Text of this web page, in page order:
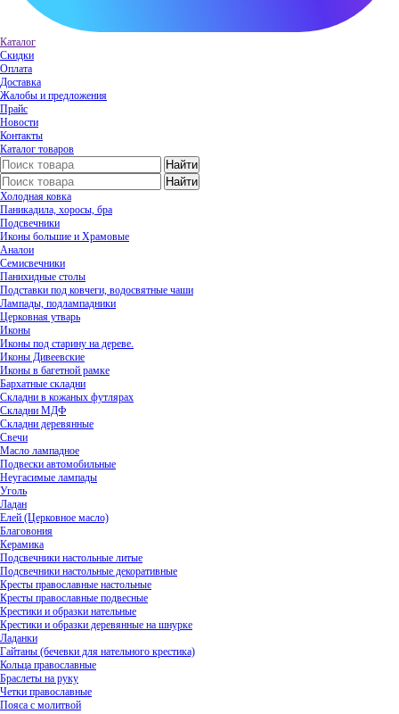
Каталог
Скидки
Оплата
Доставка
Жалобы и предложения
Прайс
Новости
Контакты
Каталог товаров
Холодная ковка
Паникадила, хоросы, бра
Подсвечники
Иконы большие и Храмовые
Аналои
Семисвечники
Панихидные столы
Подставки под ковчеги, водосвятные чаши
Лампады, подлампадники
Церковная утварь
Иконы
Иконы под старину на дереве.
Иконы Дивеевские
Иконы в багетной рамке
Бархатные складни
Складни в кожаных футлярах
Складни МДФ
Складни деревянные
Свечи
Масло лампадное
Подвески автомобильные
Неугасимые лампады
Уголь
Ладан
Елей (Церковное масло)
Благовония
Керамика
Подсвечники настольные литые
Подсвечники настольные декоративные
Кресты православные настольные
Кресты православные подвесные
Крестики и образки нательные
Крестики и образки деревянные на шнурке
Ладанки
Гайтаны (бечевки для нательного крестика)
Кольца православные
Браслеты на руку
Четки православные
Пояса с молитвой